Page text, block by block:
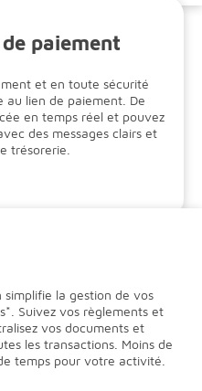
paiement
et en toute sécurité
au lien de paiement. De
en temps réel et pouvez
des messages clairs et
trésorerie.
la gestion de vos
Suivez vos règlements et
vos documents et
les transactions. Moins de
temps pour votre activité.